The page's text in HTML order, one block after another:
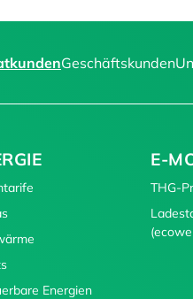
Geschäftskunden
Energien
E-
THG-